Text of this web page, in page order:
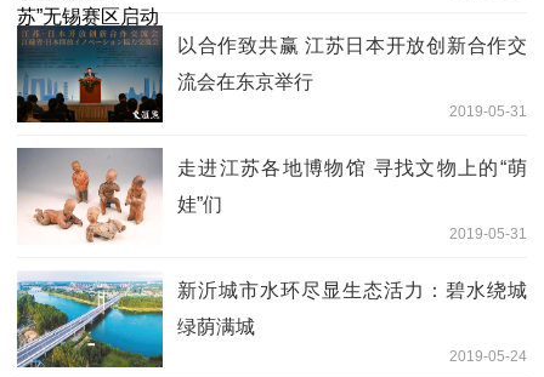
以合作致共赢 江苏日本开放创新合作交
流会在东京举行
2019-05-31
走进江苏各地博物馆 寻找文物上的“萌
娃”们
2019-05-31
新沂城市水环尽显生态活力：碧水绕城
绿荫满城
2019-05-24